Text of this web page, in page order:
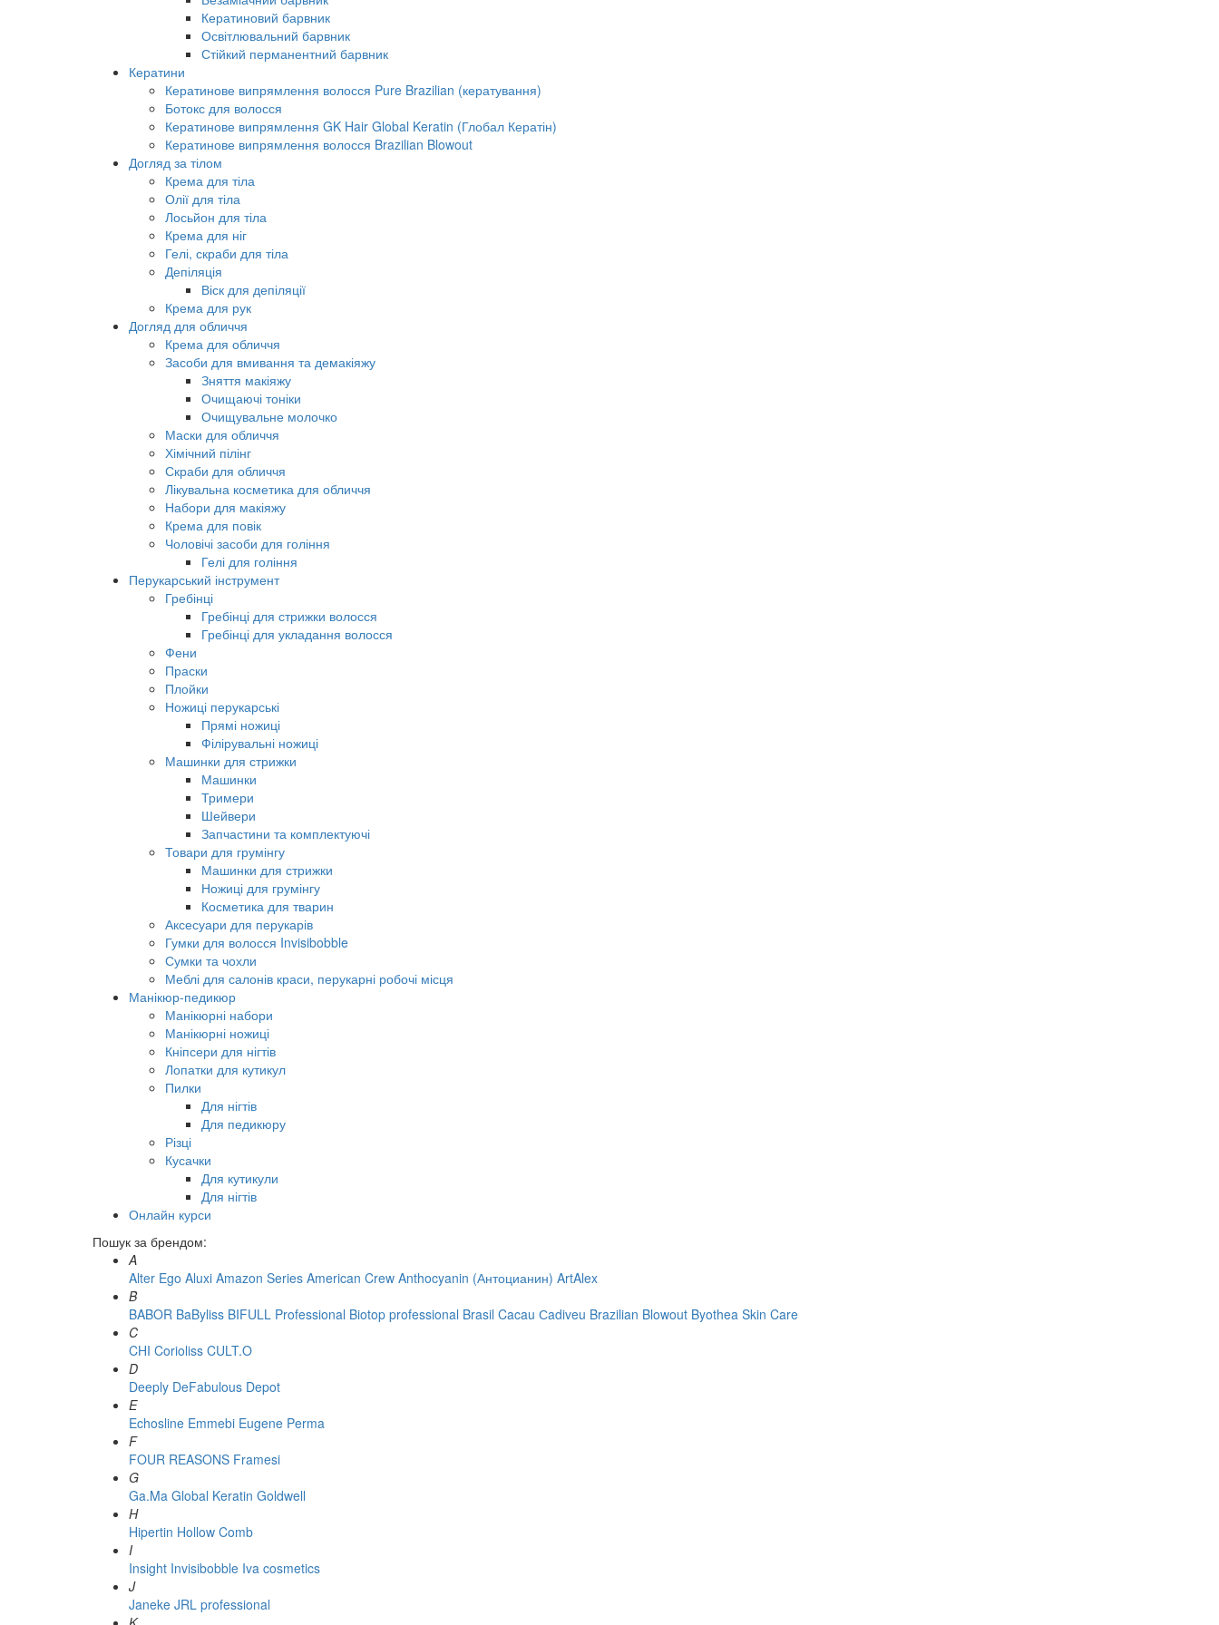
Кератиновий барвник
Освітлювальний барвник
Стійкий перманентний барвник
Кератини
Кератинове випрямлення волосся Pure Brazilian (кератування)
Ботокс для волосся
Кератинове випрямлення GK Hair Global Keratin (Глобал Кератін)
Кератинове випрямлення волосся Brazilian Blowout
Догляд за тілом
Крема для тіла
Олії для тіла
Лосьйон для тіла
Крема для ніг
Гелі, скраби для тіла
Депіляція
Віск для депіляції
Крема для рук
Догляд для обличчя
Крема для обличчя
Засоби для вмивання та демакіяжу
Зняття макіяжу
Очищаючі тоніки
Очищувальне молочко
Маски для обличчя
Хімічний пілінг
Скраби для обличчя
Лікувальна косметика для обличчя
Набори для макіяжу
Крема для повік
Чоловічі засоби для гоління
Гелі для гоління
Перукарський інструмент
Гребінці
Гребінці для стрижки волосся
Гребінці для укладання волосся
Фени
Праски
Плойки
Ножиці перукарські
Прямі ножиці
Філірувальні ножиці
Машинки для стрижки
Машинки
Тримери
Шейвери
Запчастини та комплектуючі
Товари для грумінгу
Машинки для стрижки
Ножиці для грумінгу
Косметика для тварин
Аксесуари для перукарів
Гумки для волосся Invisibobble
Сумки та чохли
Меблі для салонів краси, перукарні робочі місця
Манікюр-педикюр
Манікюрні набори
Манікюрні ножиці
Кніпсери для нігтів
Лопатки для кутикул
Пилки
Для нігтів
Для педикюру
Різці
Кусачки
Для кутикули
Для нігтів
Онлайн курси
Пошук за брендом:
A
Alter Ego Aluxi Amazon Series American Crew Anthocyanin (Антоцианин) ArtAlex
B
BABOR BaByliss BIFULL Professional Biotop professional Brasil Cacau Сadiveu Brazilian Blowout Byothea Skin Care
C
CHI Corioliss CULT.O
D
Deeply DeFabulous Depot
E
Echosline Emmebi Eugene Perma
F
FOUR REASONS Framesi
G
Ga.Ma Global Keratin Goldwell
H
Hipertin Hollow Comb
I
Insight Invisibobble Iva cosmetics
J
Janeke JRL professional